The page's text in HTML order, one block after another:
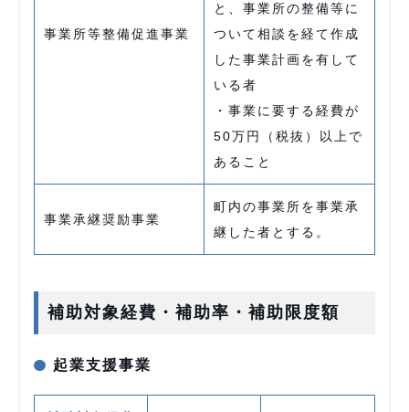
事業所等整備促進事業
と、事業所の整備等に
ついて相談を経て作成
した事業計画を有して
いる者
・事業に要する経費が
50万円（税抜）以上で
あること
事業承継奨励事業
町内の事業所を事業承
継した者とする。
補助対象経費・補助率・補助限度額
起業支援事業